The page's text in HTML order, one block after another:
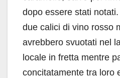
dopo essere stati
due calici di vino rosso
avrebbero svuotati nel
locale in fretta mentre
concitatamente tra loro